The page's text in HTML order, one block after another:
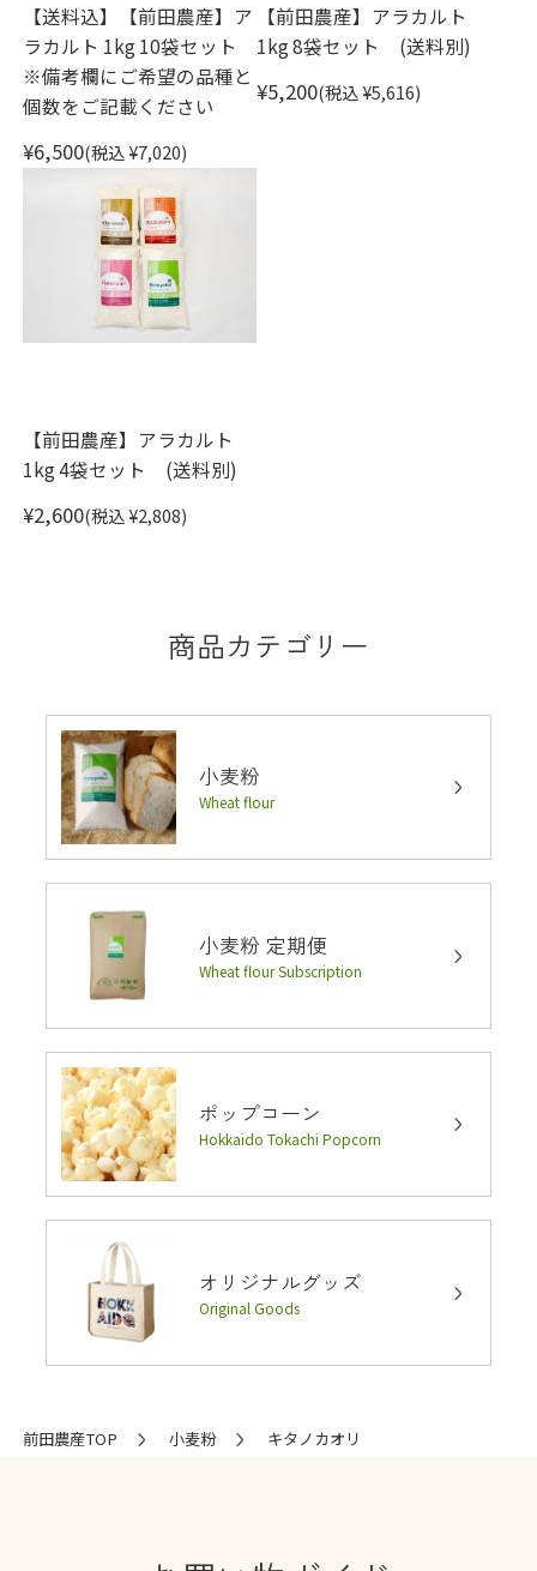
【送料込】【前田農産】ア
ラカルト 1kg 10袋セット
※備考欄にご希望の品種と
個数をご記載ください
¥6,500(税込 ¥7,020)
【前田農産】アラカルト
1kg 8袋セット (送料別)
¥5,200(税込 ¥5,616)
【前田農産】アラカルト
1kg 4袋セット (送料別)
¥2,600(税込 ¥2,808)
商品カテゴリー
小麦粉
Wheat flour
小麦粉 定期便
Wheat flour Subscription
ポップコーン
Hokkaido Tokachi Popcorn
オリジナルグッズ
Original Goods
前田農産TOP 小麦粉 キタノカオリ